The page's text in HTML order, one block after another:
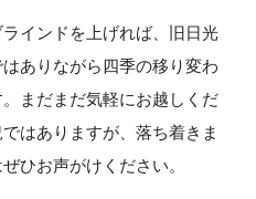
インドを上げれば、旧日光
ありながら四季の移り変わ
まだまだ気軽にお越しくだ
はありますが、落ち着きま
ひお声がけください。